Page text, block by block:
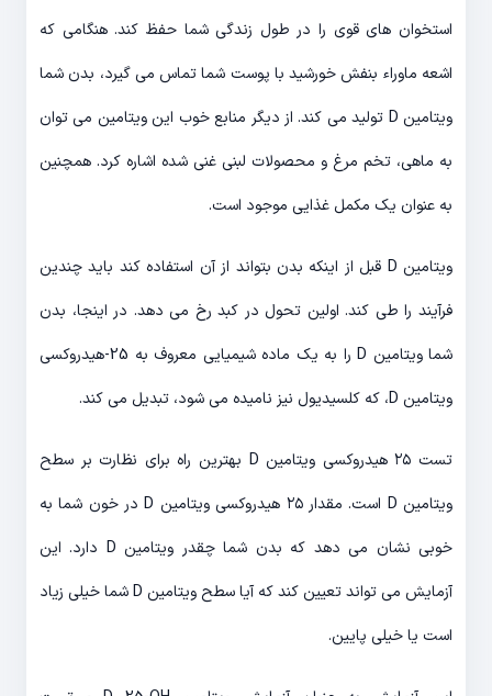
استخوان های قوی را در طول زندگی شما حفظ کند. هنگامی که
اشعه ماوراء بنفش خورشید با پوست شما تماس می گیرد، بدن شما
ویتامین D تولید می کند. از دیگر منابع خوب این ویتامین می توان
به ماهی، تخم مرغ و محصولات لبنی غنی شده اشاره کرد. همچنین
به عنوان یک مکمل غذایی موجود است.
ویتامین D قبل از اینکه بدن بتواند از آن استفاده کند باید چندین
فرآیند را طی کند. اولین تحول در کبد رخ می دهد. در اینجا، بدن
شما ویتامین D را به یک ماده شیمیایی معروف به 25-هیدروکسی
ویتامین D، که کلسیدیول نیز نامیده می شود، تبدیل می کند.
تست ۲۵ هیدروکسی ویتامین D بهترین راه برای نظارت بر سطح
ویتامین D است. مقدار ۲۵ هیدروکسی ویتامین D در خون شما به
خوبی نشان می دهد که بدن شما چقدر ویتامین D دارد. این
آزمایش می تواند تعیین کند که آیا سطح ویتامین D شما خیلی زیاد
است یا خیلی پایین.